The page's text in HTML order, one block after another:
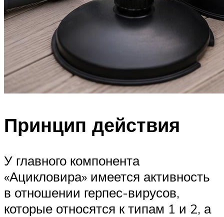
Принцип действия
У главного компонента
«Ацикловира» имеется активность
в отношении герпес-вирусов,
которые относятся к типам 1 и 2, а